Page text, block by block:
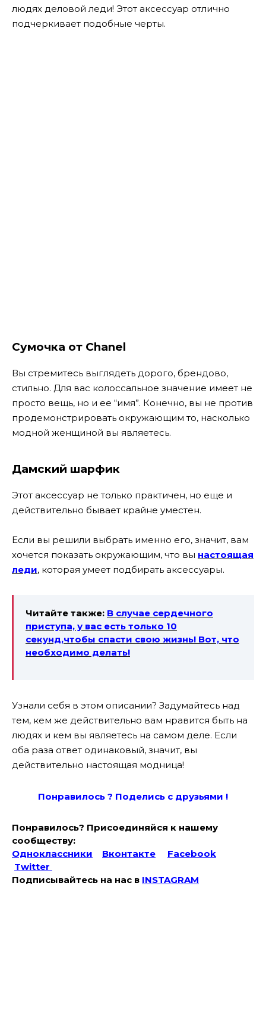
людях деловой леди! Этот аксессуар отлично
подчеркивает подобные черты.
Сумочка от Chanel
Вы стремитесь выглядеть дорого, брендово,
стильно. Для вас колоссальное значение имеет не
просто вещь, но и ее “имя”. Конечно, вы не против
продемонстрировать окружающим то, насколько
модной женщиной вы являетесь.
Дамский шарфик
Этот аксессуар не только практичен, но еще и
действительно бывает крайне уместен.
Если вы решили выбрать именно его, значит, вам
хочется показать окружающим, что вы настоящая
леди, которая умеет подбирать аксессуары.
Читайте также: В случае сердечного
приступа, у вас есть только 10
секунд,чтобы спасти свою жизнь! Вот, что
необходимо делать!
Узнали себя в этом описании? Задумайтесь над
тем, кем же действительно вам нравится быть на
людях и кем вы являетесь на самом деле. Если
оба раза ответ одинаковый, значит, вы
действительно настоящая модница!
Понравилось ? Поделись с друзьями !
Понравилось? Присоединяйся к нашему
сообществу:
Одноклассники
Вконтакте
Facebook
Twitter
Подписывайтесь на наc в INSTAGRAM